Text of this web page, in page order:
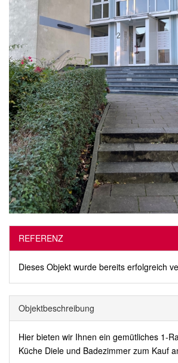
REFERENZ
Dieses Objekt wurde bereits erfolgreich
Objekt­beschreibung
Hier bieten wir Ihnen ein gemütliches 1-
Küche Diele und Badezimmer zum Kauf